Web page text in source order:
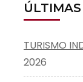
TURISMO
2026